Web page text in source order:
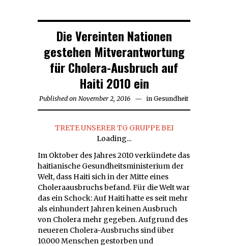
Die Vereinten Nationen
gestehen Mitverantwortung
für Cholera-Ausbruch auf
Haiti 2010 ein
Published on November 2, 2016 December
in Gesundheit
TRETE UNSERER TG GRUPPE BEI
Loading...
Im Oktober des Jahres 2010 verkündete das
haitianische Gesundheitsministerium der
Welt, dass Haiti sich in der Mitte eines
Choleraausbruchs befand. Für die Welt war
das ein Schock: Auf Haiti hatte es seit mehr
als einhundert Jahren keinen Ausbruch
von Cholera mehr gegeben. Aufgrund des
neueren Cholera-Ausbruchs sind über
10.000 Menschen gestorben und